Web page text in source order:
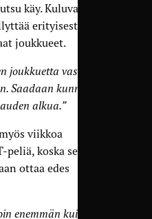
käy. Kuluvan
erityisesti se, että
joukkueet.
joukkuetta vastassa,
Saadaan kunnon
alkua.”
viikkoa
koska se on
ottaa edes
enemmän kuin neljä